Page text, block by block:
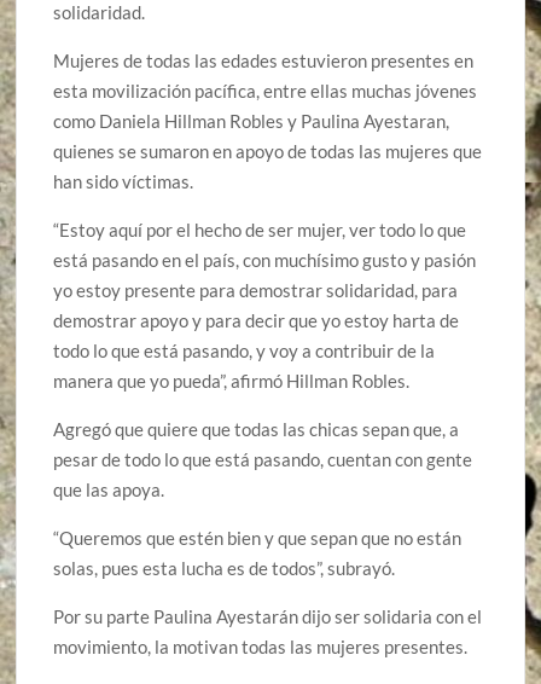
solidaridad.
Mujeres de todas las edades estuvieron presentes en
esta movilización pacífica, entre ellas muchas jóvenes
como Daniela Hillman Robles y Paulina Ayestaran,
quienes se sumaron en apoyo de todas las mujeres que
han sido víctimas.
“Estoy aquí por el hecho de ser mujer, ver todo lo que
está pasando en el país, con muchísimo gusto y pasión
yo estoy presente para demostrar solidaridad, para
demostrar apoyo y para decir que yo estoy harta de
todo lo que está pasando, y voy a contribuir de la
manera que yo pueda”, afirmó Hillman Robles.
Agregó que quiere que todas las chicas sepan que, a
pesar de todo lo que está pasando, cuentan con gente
que las apoya.
“Queremos que estén bien y que sepan que no están
solas, pues esta lucha es de todos”, subrayó.
Por su parte Paulina Ayestarán dijo ser solidaria con el
movimiento, la motivan todas las mujeres presentes.